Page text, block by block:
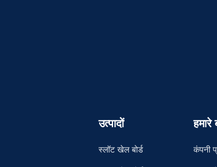
उत्पादों
स्लॉट खेल बोर्ड
हमारे
कंपनी